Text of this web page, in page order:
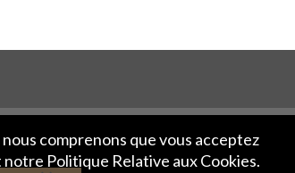
comprenons que vous acceptez
Politique Relative aux Cookies.